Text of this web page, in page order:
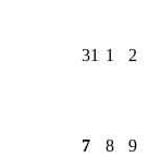
31 1 2
7 8
9